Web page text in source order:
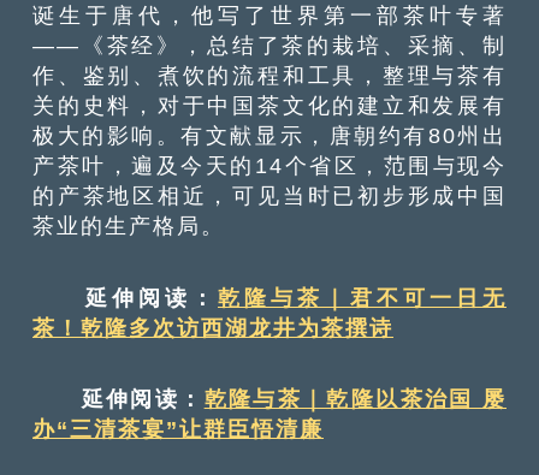
诞生于唐代，他写了世界第一部茶叶专著
——《茶经》，总结了茶的栽培、采摘、制
作、鉴别、煮饮的流程和工具，整理与茶有
关的史料，对于中国茶文化的建立和发展有
极大的影响。有文献显示，唐朝约有80州出
产茶叶，遍及今天的14个省区，范围与现今
的产茶地区相近，可见当时已初步形成中国
茶业的生产格局。
延伸阅读： 乾隆与茶｜君不可一日无
茶！乾隆多次访西湖龙井为茶撰诗
延伸阅读： 乾隆与茶｜乾隆以茶治国 屡
办“三清茶宴”让群臣悟清廉